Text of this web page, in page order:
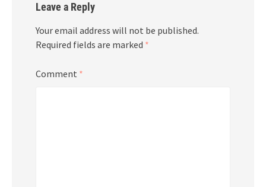
Leave a Reply
Your email address will not be published.
Required fields are marked *
Comment *